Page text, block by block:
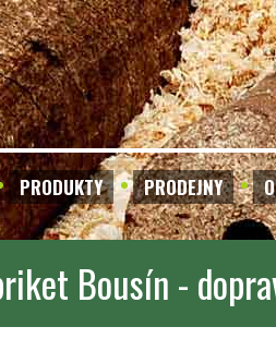
PRODUKTY PRODEJNY
Bousín -